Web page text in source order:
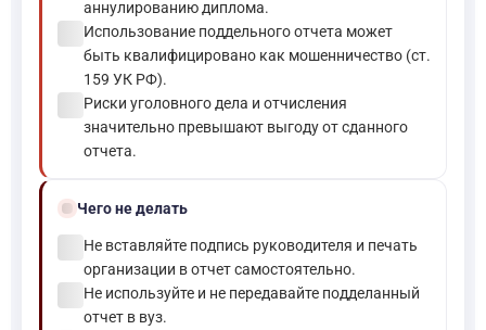
аннулированию диплома.
Использование поддельного отчета может
быть квалифицировано как мошенничество (ст.
159 УК РФ).
Риски уголовного дела и отчисления
значительно превышают выгоду от сданного
отчета.
block Чего не делать
Не вставляйте подпись руководителя и печать
организации в отчет самостоятельно.
Не используйте и не передавайте подделанный
отчет в вуз.